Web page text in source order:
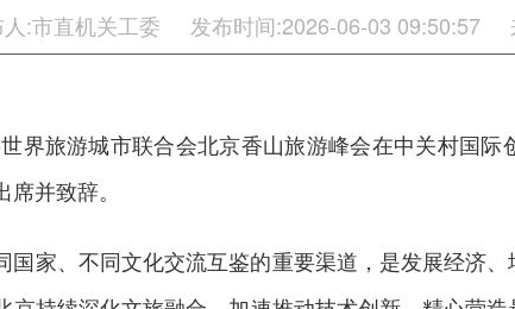
:市直机关工委 发布时间:2026-06-03 09:50:57
界旅游城市联合会北京香山旅游峰会在中关村国
并致辞。
国家、不同文化交流互鉴的重要渠道，是发展经济